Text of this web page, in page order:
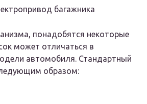
багажника
понадобятся некоторые
может отличаться в
автомобиля. Стандартный
образом: